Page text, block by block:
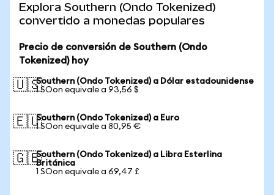
Explora Southern (Ondo Tokenized)
convertido a monedas populares
Precio de conversión de Southern (Ondo
Tokenized) hoy
🇺🇸Southern (Ondo Tokenized) a Dólar estadounidense
1 SOon equivale a 93,56 $
🇪🇺Southern (Ondo Tokenized) a Euro
1 SOon equivale a 80,95 €
🇬🇧Southern (Ondo Tokenized) a Libra Esterlina
Británica
1 SOon equivale a 69,47 £